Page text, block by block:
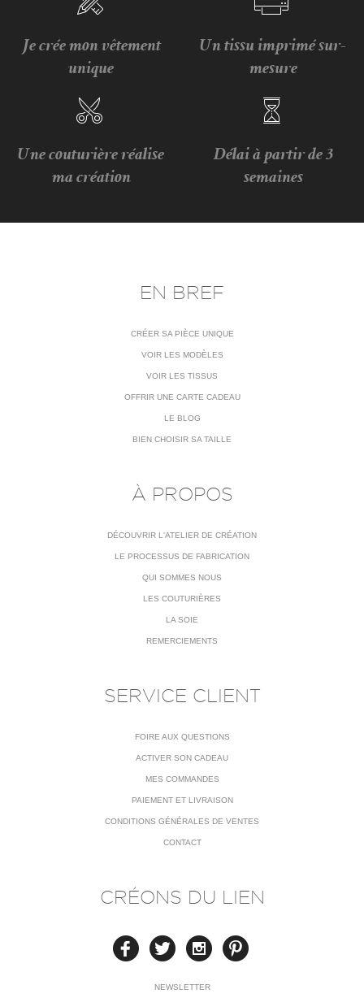
Je crée mon vêtement
unique
Un tissu imprimé sur-
mesure
Une couturière réalise
ma création
Délai à partir de 3
semaines
EN BREF
CRÉER SA PIÈCE UNIQUE
VOIR LES MODÈLES
VOIR LES TISSUS
OFFRIR UNE CARTE CADEAU
LE BLOG
BIEN CHOISIR SA TAILLE
À PROPOS
DÉCOUVRIR L'ATELIER DE CRÉATION
LE PROCESSUS DE FABRICATION
QUI SOMMES NOUS
LES COUTURIÈRES
LA SOIE
REMERCIEMENTS
SERVICE CLIENT
FOIRE AUX QUESTIONS
ACTIVER SON CADEAU
MES COMMANDES
PAIEMENT ET LIVRAISON
CONDITIONS GÉNÉRALES DE VENTES
CONTACT
CRÉONS DU LIEN
NEWSLETTER